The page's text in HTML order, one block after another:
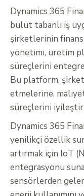
Dynamics 365
bulut tabanlı iş
şirketlerinin
yönetimi, üretim
süreçlerini
Bu platform,
etmelerine,
süreçlerini
Dynamics 365
yenilikçi özellik
artırmak için IoT
entegrasyonu
sensörlerden